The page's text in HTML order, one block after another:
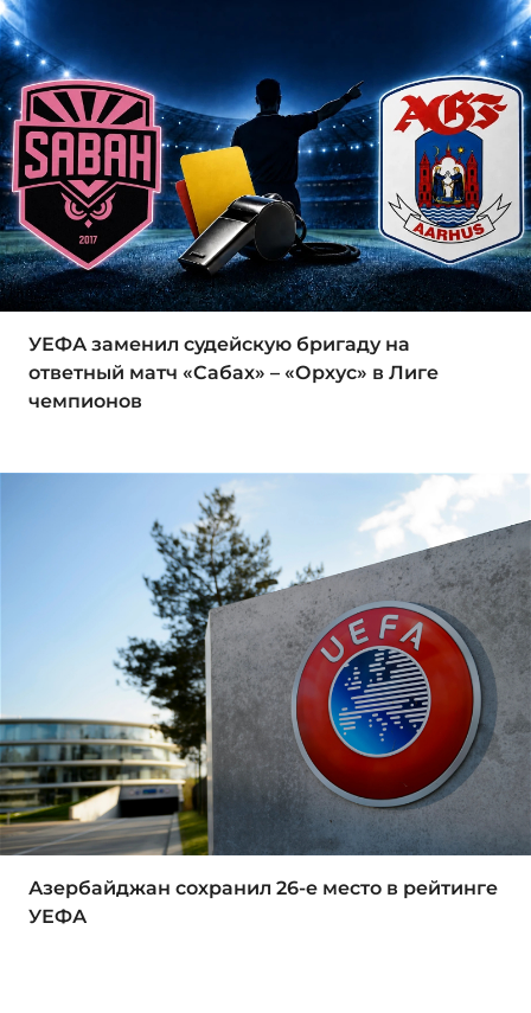
УЕФА заменил судейскую бригаду на
ответный матч «Сабах» – «Орхус» в Лиге
чемпионов
Азербайджан сохранил 26-е место в рейтинге
УЕФА